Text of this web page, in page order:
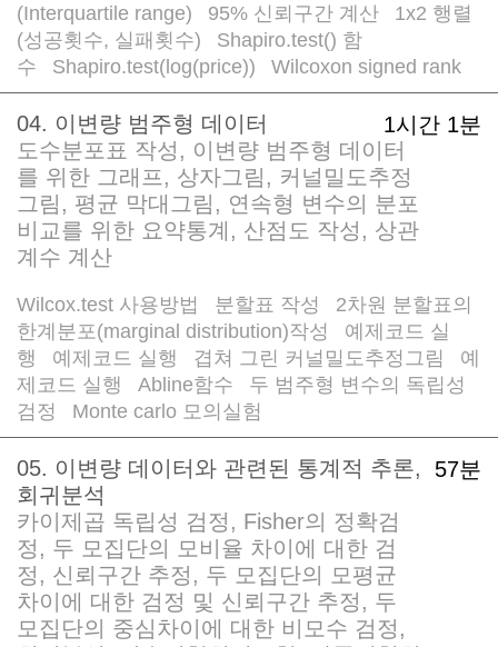
(Interquartile range)
95% 신뢰구간 계산
1x2 행렬
(성공횟수, 실패횟수)
Shapiro.test() 함
수
Shapiro.test(log(price)) Wilcoxon signed rank
1시간 1분
04. 이변량 범주형 데이터
도수분포표 작성, 이변량 범주형 데이터
를 위한 그래프, 상자그림, 커널밀도추정
그림, 평균 막대그림, 연속형 변수의 분포
비교를 위한 요약통계, 산점도 작성, 상관
계수 계산
Wilcox.test 사용방법 분할표 작성
2차원 분할표의
한계분포(marginal distribution)작성
예제코드 실
행
예제코드 실행 겹쳐 그린 커널밀도추정그림
예
제코드 실행
Abline함수
두 범주형 변수의 독립성
검정
Monte carlo 모의실험
57분
05. 이변량 데이터와 관련된 통계적 추론,
회귀분석
카이제곱 독립성 검정, Fisher의 정확검
정, 두 모집단의 모비율 차이에 대한 검
정, 신뢰구간 추정, 두 모집단의 모평균
차이에 대한 검정 및 신뢰구간 추정, 두
모집단의 중심차이에 대한 비모수 검정,